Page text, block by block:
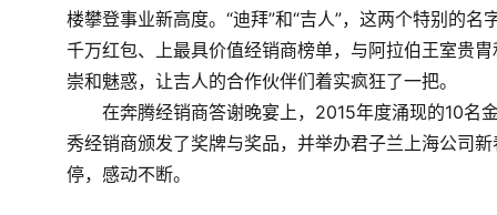
楼攀登事业新高度。“迪拜”和“吉人”，这两个特别的
千万红包、上最具价值经销商榜单，与阿拉伯王室贵
崇和魅惑，让吉人的合作伙伴们着实疯狂了一把。
在奔腾经销商答谢晚宴上，2015年度涌现的10名
秀经销商颁发了奖牌与奖品，并举办君子兰上海公司
停，感动不断。